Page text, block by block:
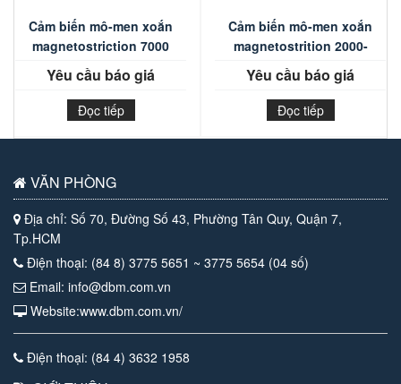
Cảm biến mô-men xoắn
magnetostriction 7000
Yêu cầu báo giá
Đọc tiếp
Cảm biến mô-men xoắn
magnetostrition 2000-
NCTE
Yêu cầu báo giá
Đọc tiếp
VĂN PHÒNG
Địa chỉ: Số 70, Đường Số 43, Phường Tân Quy, Quận 7,
Tp.HCM
Điện thoại: (84 8) 3775 5651 ~ 3775 5654 (04 số)
Email: info@dbm.com.vn
Website:www.dbm.com.vn/
Điện thoại: (84 4) 3632 1958